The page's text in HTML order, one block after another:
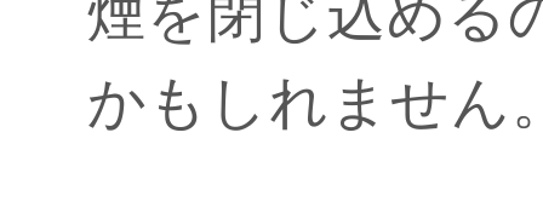
煙を閉じ込める
かもしれません